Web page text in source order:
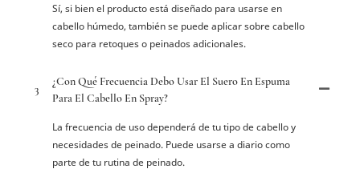
Sí, si bien el producto está diseñado para usarse en
cabello húmedo, también se puede aplicar sobre cabello
seco para retoques o peinados adicionales.
3
¿Con Qué Frecuencia Debo Usar El Suero En Espuma
Para El Cabello En Spray?
La frecuencia de uso dependerá de tu tipo de cabello y
necesidades de peinado. Puede usarse a diario como
parte de tu rutina de peinado.